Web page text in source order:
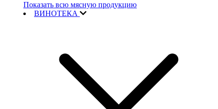
Показать всю мясную продукцию
ВИНОТЕКА